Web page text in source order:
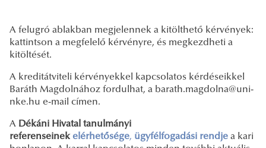
A felugró ablakban megjelennek a kitölthető kérvények:
kattintson a megfelelő kérvényre, és megkezdheti a
kitöltését.
A kreditátviteli kérvényekkel kapcsolatos kérdéseikkel
Baráth Magdolnához fordulhat, a barath.magdolna@uni-
nke.hu e-mail címen.
A Dékáni Hivatal tanulmányi
referenseinek elérhetősége, ügyfélfogadási rendje a kari